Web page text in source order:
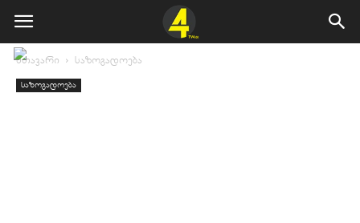
მთავარი საზოგადოება
საზოგადოება